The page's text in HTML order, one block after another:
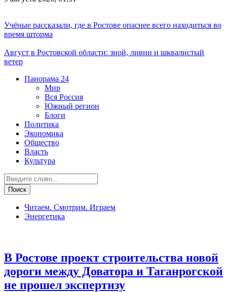
Учёные рассказали, где в Ростове опаснее всего находиться во
время шторма
Август в Ростовской области: зной, ливни и шквалистый
ветер
Панорама 24
Мир
Вся Россия
Южный регион
Блоги
Политика
Экономика
Общество
Власть
Культура
Читаем. Смотрим. Играем
Энергетика
В Ростове проект строительства новой
дороги между Доватора и Таганрогской
не прошел экспертизу